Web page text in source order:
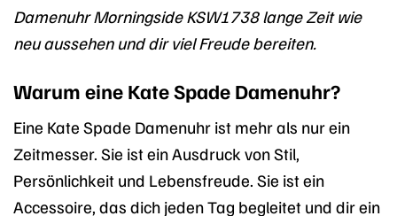
Damenuhr Morningside KSW1738 lange Zeit wie
neu aussehen und dir viel Freude bereiten.
Warum eine Kate Spade Damenuhr?
Eine Kate Spade Damenuhr ist mehr als nur ein
Zeitmesser. Sie ist ein Ausdruck von Stil,
Persönlichkeit und Lebensfreude. Sie ist ein
Accessoire, das dich jeden Tag begleitet und dir ein